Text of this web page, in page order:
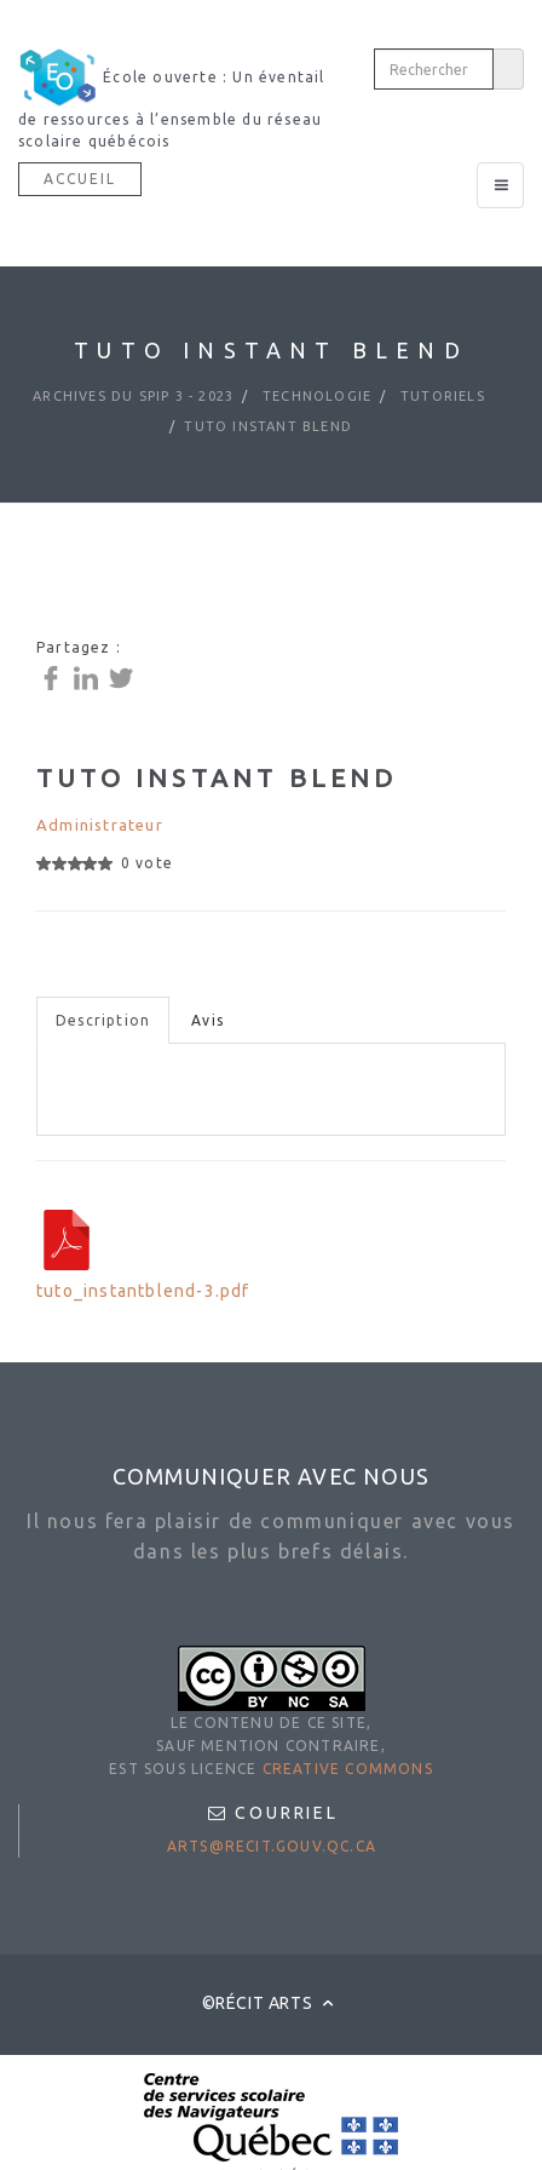
École ouverte : Un éventail
de ressources à l’ensemble du réseau
scolaire québécois
Toggle
ACCUEIL
TUTO INSTANT BLEND
ARCHIVES DU SPIP 3 - 2023 TECHNOLOGIE TUTORIELS
TUTO INSTANT BLEND
Partagez :
TUTO INSTANT BLEND
Administrateur
0 vote
Description Avis
tuto_instantblend-3.pdf
COMMUNIQUER AVEC NOUS
Il nous fera plaisir de communiquer avec vous
dans les plus brefs délais.
LE CONTENU DE CE SITE,
SAUF MENTION CONTRAIRE,
EST SOUS LICENCE
CREATIVE COMMONS
COURRIEL
ARTS@RECIT.GOUV.QC.CA
©RÉCIT ARTS